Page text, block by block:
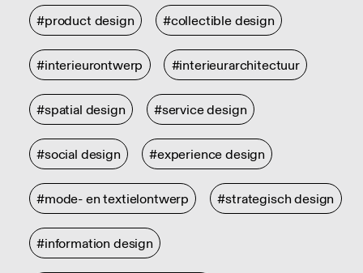
#product design #collectible design
#interieurontwerp #interieurarchitectuur
#spatial design #service design
#social design #experience design
#mode- en textielontwerp #strategisch design
#information design